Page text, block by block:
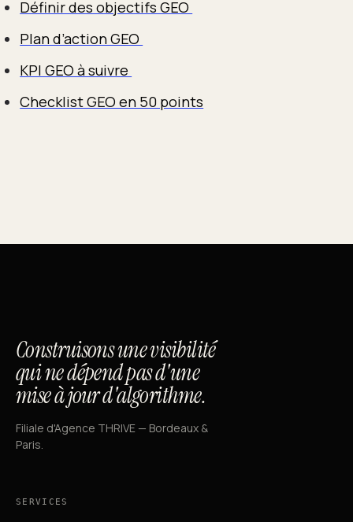
Définir des objectifs GEO
Plan d’action GEO
KPI GEO à suivre
Checklist GEO en 50 points
Construisons une visibilité
qui ne dépend pas d'une
mise à jour d'algorithme.
Filiale d'Agence THRIVE — Bordeaux &
Paris.
SERVICES